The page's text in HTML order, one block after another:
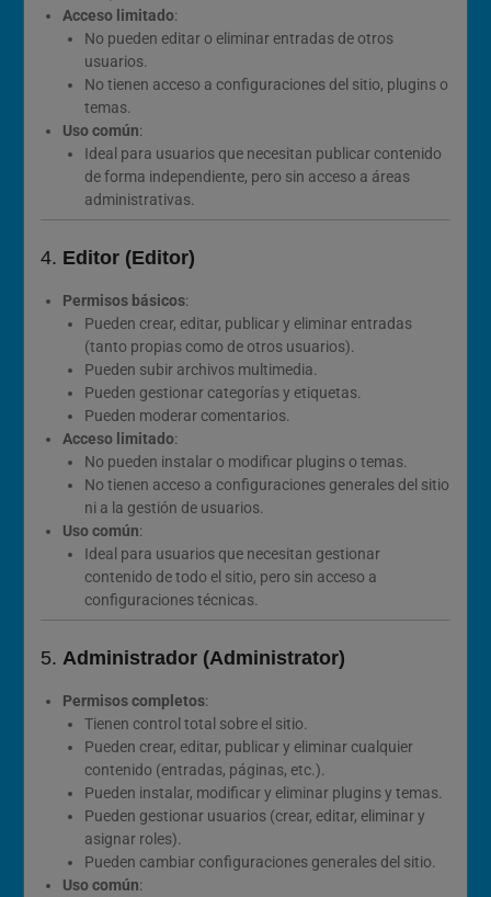
Acceso limitado:
No pueden editar o eliminar entradas de otros
usuarios.
No tienen acceso a configuraciones del sitio, plugins o
temas.
Uso común:
Ideal para usuarios que necesitan publicar contenido
de forma independiente, pero sin acceso a áreas
administrativas.
4. Editor (Editor)
Permisos básicos:
Pueden crear, editar, publicar y eliminar entradas
(tanto propias como de otros usuarios).
Pueden subir archivos multimedia.
Pueden gestionar categorías y etiquetas.
Pueden moderar comentarios.
Acceso limitado:
No pueden instalar o modificar plugins o temas.
No tienen acceso a configuraciones generales del sitio
ni a la gestión de usuarios.
Uso común:
Ideal para usuarios que necesitan gestionar
contenido de todo el sitio, pero sin acceso a
configuraciones técnicas.
5. Administrador (Administrator)
Permisos completos:
Tienen control total sobre el sitio.
Pueden crear, editar, publicar y eliminar cualquier
contenido (entradas, páginas, etc.).
Pueden instalar, modificar y eliminar plugins y temas.
Pueden gestionar usuarios (crear, editar, eliminar y
asignar roles).
Pueden cambiar configuraciones generales del sitio.
Uso común: